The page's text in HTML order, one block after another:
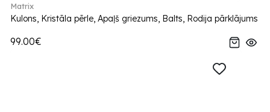
Matrix
Kulons, Kristāla pērle, Apaļš griezums, Balts, Rodija pārklājums
99.00€